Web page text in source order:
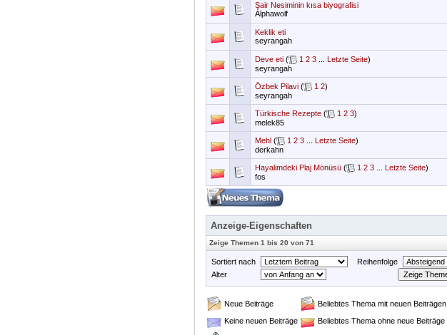
Şair Nesiminin kısa biyografisi
Alphawolf
Keklik eti
seyrangah
Deve eti ( 1 2 3 Letzte Seite)
seyrangah
Özbek Pilavi ( 1 2)
seyrangah
Türkische Rezepte ( 1 2 3)
melek85
Mehl ( 1 2 3 Letzte Seite)
derkahn
Hayalimdeki Plaj Mönüsü ( 1 2 3 Letzte Seite)
fos
Anzeige-Eigenschaften
Zeige Themen 1 bis 20 von 71
Sortiert nach
Reihenfolge
Alter
Neue Beiträge
Beliebtes Thema mit neuen Beiträgen
Keine neuen Beiträge
Beliebtes Thema ohne neue Beiträge